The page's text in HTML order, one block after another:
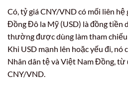
Có, tỷ giá CNY/VND có mối liên
Đồng Đô la Mỹ (USD) là đồng tiền
thường được dùng làm tham chiếu
Khi USD mạnh lên hoặc yếu đi, nó
Nhân dân tệ và Việt Nam Đồng, từ
CNY/VND.